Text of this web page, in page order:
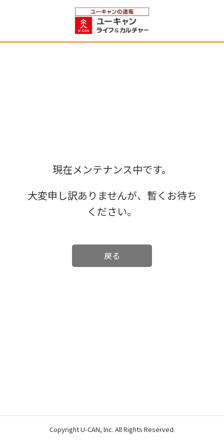
現在メンテナンス中です。
大変申し訳ありませんが、暫くお待ち
ください。
戻る
Copyright U-CAN, lnc. All Rights Reserved.